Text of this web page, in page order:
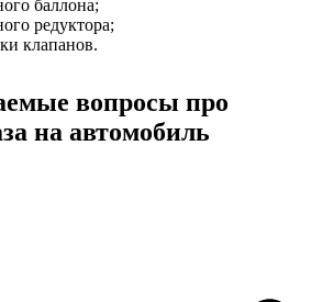
баллона;
редуктора;
клапанов.
вопросы про
на автомобиль